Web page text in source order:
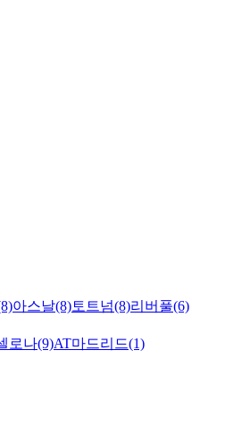
아스날(8)토트넘(8)리버풀(6)
로나(9)AT마드리드(1)